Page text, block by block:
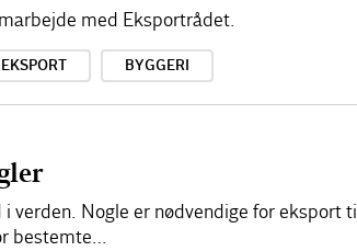
med Eksportrådet.
EKSPORT BYGGERI
verden. Nogle er nødvendige for eksport til
bestemte…